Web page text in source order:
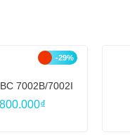
-29%
7002B/7002I
₫Giá